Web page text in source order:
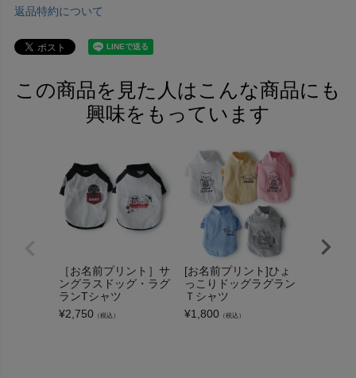
返品特約について
この商品を見た人はこんな商品にも
興味をもっています
［お名前プリント］サ
ングラスドッグ・ラグ
ランTシャツ
¥2,750 （税込）
[お名前プリント]ひょ
っこりドッグラグラン
Ｔシャツ
¥1,800 （税込）